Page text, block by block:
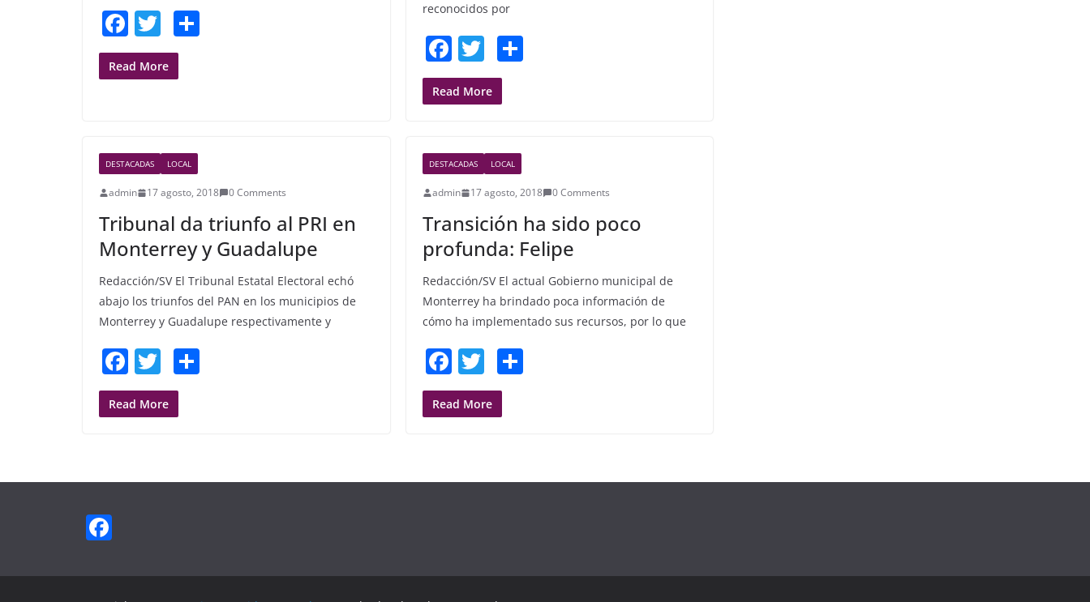
F
a
c
o
o
k
T
w
itt
Read More
reconocidos por
F
a
c
b
o
o
k
T
w
itt
S
Read More
DESTACADAS LOCAL
admin 17 agosto, 2018 0 Comments
Tribunal da triunfo al PRI en
Monterrey y Guadalupe
Redacción/SV El Tribunal Estatal Electoral echó
abajo los triunfos del PAN en los municipios de
Monterrey y Guadalupe respectivamente y
F
a
c
o
T
w
itt
Read More
DESTACADAS LOCAL
admin 17 agosto, 2018 0 Comments
Transición ha sido poco
profunda: Felipe
Redacción/SV El actual Gobierno municipal de
Monterrey ha brindado poca información de
cómo ha implementado sus recursos, por lo que
F
a
c
o
T
w
itt
S
Read More
c